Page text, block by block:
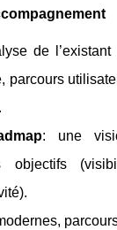
de l’existant
parcours
: une